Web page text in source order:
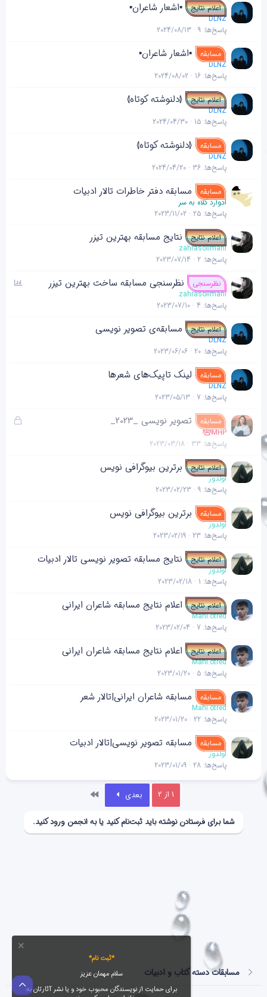
اعلام نتایج ▪︎اشعار شاعران▪︎
DLNZ
پاسخ‌ها 9
2024/08/13
مسابقه ▪︎اشعار شاعران▪︎
DLNZ
پاسخ‌ها 16
2024/08/02
اعلام نتایج ⦉دلنوشته کوتاه⦊
DLNZ
پاسخ‌ها 15
2024/04/30
مسابقه ⦉دلنوشته کوتاه⦊
DLNZ
پاسخ‌ها 36
2024/04/20
مسابقه مسابقه دفتر خاطرات تالار ادبیات
ادوارد کلاه به سر
پاسخ‌ها 25
2023/11/02
اعلام نتایج نتایج مسابقه بهترین تیزر
zahrasolimani
پاسخ‌ها 2
2023/07/14
ن
نظرسنجی نظرسنجی مسابقه ساخت بهترین تیزر
zahrasolimani
پاسخ‌ها 4
2023/07/10
اعلام نتایج مسابقه‌ی تصویر نویسی
DLNZ
پاسخ‌ها 20
2023/06/06
مسابقه لینک تاپیک‌های شعرها
DLNZ
پاسخ‌ها 7
2023/05/13
ق
مسابقه تصویر نویسی _2023_
MHP
پاسخ‌ها 33
2023/03/18
اعلام نتایج برترین بیوگر‌افی نویس
اولدوز
پاسخ‌ها 9
2023/02/23
مسابقه برترین بیوگر‌افی نویس
اولدوز
پاسخ‌ها 23
2023/02/19
اعلام نتایج نتایج مسابقه تصویر نویسی تالار ادبیات
اولدوز
پاسخ‌ها 1
2023/02/18
اعلام نتایج اعلام نتایج مسابقه شاعران ایرانی
Mahi.otred
پاسخ‌ها 7
2023/02/04
اعلام نتایج اعلام نتایج مسابقه شاعران ایرانی
Mahi.otred
پاسخ‌ها 5
2023/01/20
مسابقه مسابقه شاعران ایرانی|تالار شعر
Mahi.otred
پاسخ‌ها 22
2023/01/20
مسابقه مسابقه تصویر نویسی|تالار ادبیات
اولدوز
پاسخ‌ها 28
2023/01/09
1 از 2 بعدی
شما برای فرستادن نوشته باید ثبت‌نام کنید یا به انجمن ورود کنید.
مسابقات دسته کتاب و ادبیات
*ثبت نام*
سلام مهمان عزیز
برای حمایت از نویسندگان محبوب خود و یا نشر آثارتان به
بالا